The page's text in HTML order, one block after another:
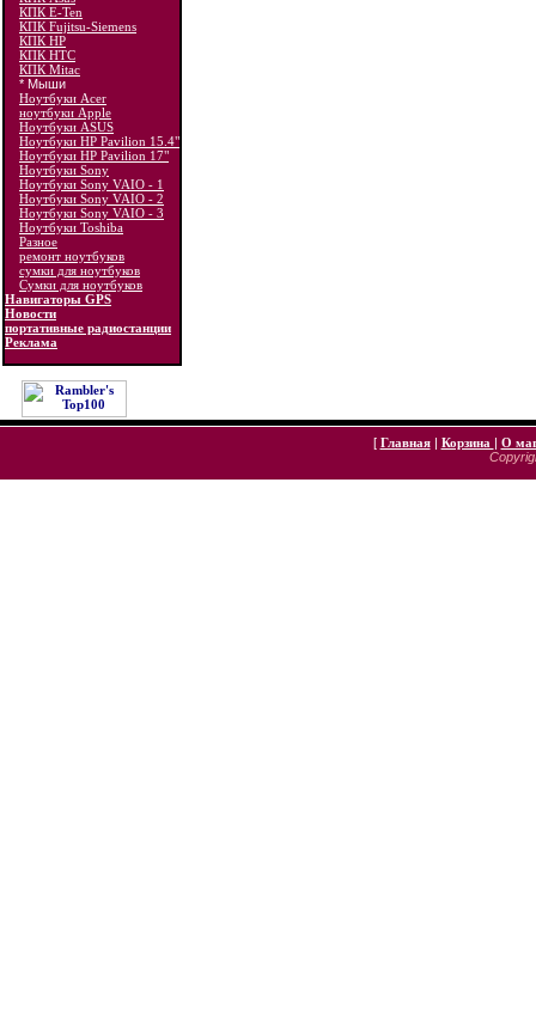
КПК E-Ten
КПК Fujitsu-Siemens
КПК HP
КПК HTC
КПК Mitac
* Мыши
Ноутбуки Acer
ноутбуки Apple
Ноутбуки ASUS
Ноутбуки HP Pavilion 15.4"
Ноутбуки HP Pavilion 17"
Ноутбуки Sony
Ноутбуки Sony VAIO - 1
Ноутбуки Sony VAIO - 2
Ноутбуки Sony VAIO - 3
Ноутбуки Toshiba
Разное
ремонт ноутбуков
сумки для ноутбуков
Сумки для ноутбуков
Навигаторы GPS
Новости
портативные радиостанции
Реклама
[ Главная| Корзина | О